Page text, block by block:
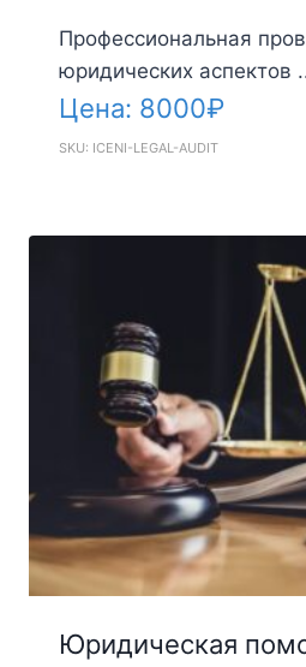
Профессиональная
юридических аспектов
Цена: 8000₽
SKU: ICENI-LEGAL-AUDIT
Юридическая